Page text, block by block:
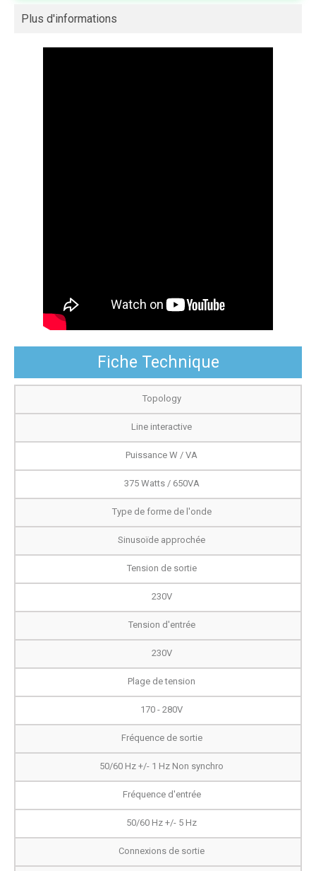
Plus d'informations
Fiche Technique
Topology
Line interactive
Puissance W / VA
375 Watts / 650VA
Type de forme de l'onde
Sinusoïde approchée
Tension de sortie
230V
Tension d'entrée
230V
Plage de tension
170 - 280V
Fréquence de sortie
50/60 Hz +/- 1 Hz Non synchro
Fréquence d'entrée
50/60 Hz +/- 5 Hz
Connexions de sortie